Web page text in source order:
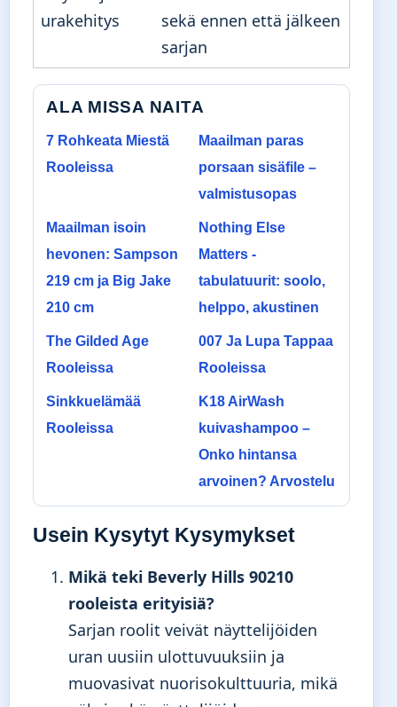
urakehitys
sekä ennen että jälkeen
sarjan
ALA MISSA NAITA
7 Rohkeata Miestä
Rooleissa
Maailman paras
porsaan sisäfile –
valmistusopas
Maailman isoin
hevonen: Sampson
219 cm ja Big Jake
210 cm
Nothing Else
Matters -
tabulatuurit: soolo,
helppo, akustinen
The Gilded Age
Rooleissa
007 Ja Lupa Tappaa
Rooleissa
Sinkkuelämää
Rooleissa
K18 AirWash
kuivashampoo –
Onko hintansa
arvoinen? Arvostelu
Usein Kysytyt Kysymykset
Mikä teki Beverly Hills 90210
rooleista erityisiä?
Sarjan roolit veivät näyttelijöiden
uran uusiin ulottuvuuksiin ja
muovasivat nuorisokulttuuria, mikä